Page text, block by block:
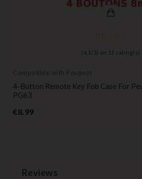
( 4,1 / 5) on 11 rating(s)
Compatible with Peugeot
4-Button Remote Key Fob Case For
PG63
€8.99Price
Reviews